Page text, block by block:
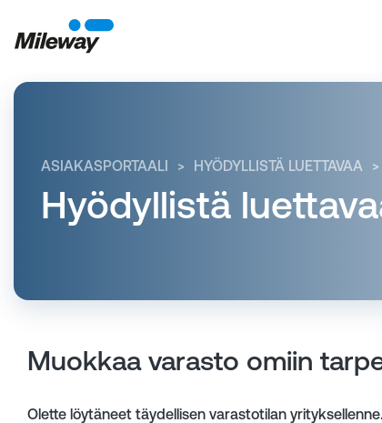
ASIAKASPORTAALI HYÖDYLLISTÄ LUETTAVAA
Hyödyllistä
Muokkaa varasto omiin
Olette löytäneet täydellisen varastotilan